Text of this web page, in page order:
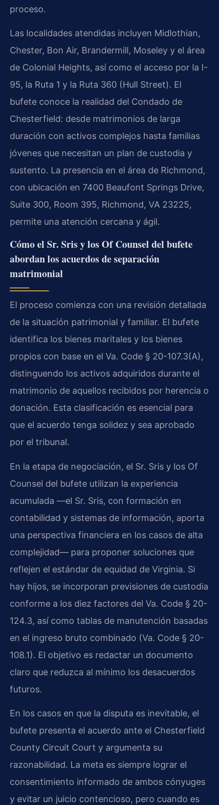
proceso.
Las localidades atendidas incluyen Midlothian,
Chester, Bon Air, Brandermill, Moseley y el área
de Colonial Heights, así como el acceso por la I-
95, la Ruta 1 y la Ruta 360 (Hull Street). El
bufete conoce la realidad del Condado de
Chesterfield: desde matrimonios de larga
duración con activos complejos hasta familias
jóvenes que necesitan un plan de custodia y
sustento. La presencia en el área de Richmond,
con ubicación en 7400 Beaufont Springs Drive,
Suite 300, Room 395, Richmond, VA 23225,
permite una atención cercana y ágil.
Cómo el Sr. Sris y los Of Counsel del bufete
abordan los acuerdos de separación
matrimonial
El proceso comienza con una revisión detallada
de la situación patrimonial y familiar. El bufete
identifica los bienes maritales y los bienes
propios con base en el Va. Code § 20-107.3(A),
distinguendo los activos adquiridos durante el
matrimonio de aquellos recibidos por herencia o
donación. Esta clasificación es esencial para
que el acuerdo tenga solidez y sea aprobado
por el tribunal.
En la etapa de negociación, el Sr. Sris y los Of
Counsel del bufete utilizan la experiencia
acumulada —el Sr. Sris, con formación en
contabilidad y sistemas de información, aporta
una perspectiva financiera en los casos de alta
complejidad— para proponer soluciones que
reflejen el estándar de equidad de Virginia. Si
hay hijos, se incorporan previsiones de custodia
conforme a los diez factores del Va. Code § 20-
124.3, así como tablas de manutención basadas
en el ingreso bruto combinado (Va. Code § 20-
108.1). El objetivo es redactar un documento
claro que reduzca al mínimo los desacuerdos
futuros.
En los casos en que la disputa es inevitable, el
bufete presenta el acuerdo ante el Chesterfield
County Circuit Court y argumenta su
razonabilidad. La meta es siempre lograr el
consentimiento informado de ambos cónyuges
y evitar un juicio contencioso, pero cuando es